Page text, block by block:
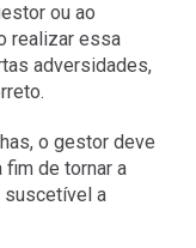
ou ao
realizar essa
adversidades,
o gestor deve
fim de tornar a
suscetível a